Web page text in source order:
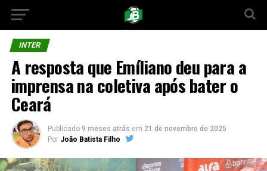
INTER
A resposta que Emíliano deu para a
imprensa na coletiva após bater o
Ceará
Publicado 9 meses atrás em 21 de novembro de 2025
Por João Batista Filho